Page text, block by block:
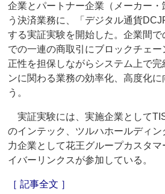
企業とパートナー企業（メーカー
う決済業務に、「デジタル通貨
する実証実験を開始した。企業間で
での一連の商取引にブロックチェ
正性を担保しながらシステム上で
ンに関わる業務の効率化、高度化
う。
実証実験には、実施企業として
のインテック、ツルハホールディ
力企業として花王グループカスタ
イバーリンクスが参加している。
［ 記事全文 ］